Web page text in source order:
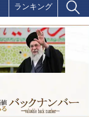
ランキング